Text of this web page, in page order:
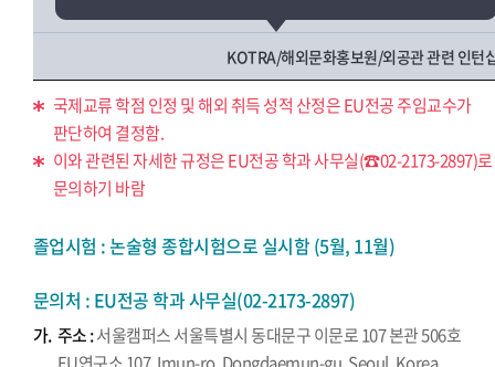
KOTRA/해외문화홍보원/외공관 관련 인턴
국제교류 학점 인정 및 해외 취득 성적 산정은 EU전공 주임교수가
판단하여 결정함.
이와 관련된 자세한 규정은 EU전공 학과 사무실(☎02-2173-2897)로
문의하기 바람
졸업시험 : 논술형 종합시험으로 실시함 (5월, 11월)
문의처 : EU전공 학과 사무실(02-2173-2897)
가. 주소 :서울캠퍼스 서울특별시 동대문구 이문로 107 본관 506호